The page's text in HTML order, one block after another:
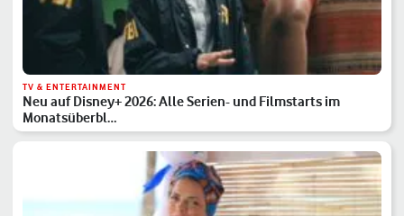
TV & ENTERTAINMENT
Neu auf Disney+ 2026: Alle Serien- und Filmstarts im
Monatsüberbl…